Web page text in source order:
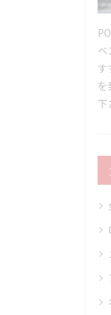
ベ
す
を
下